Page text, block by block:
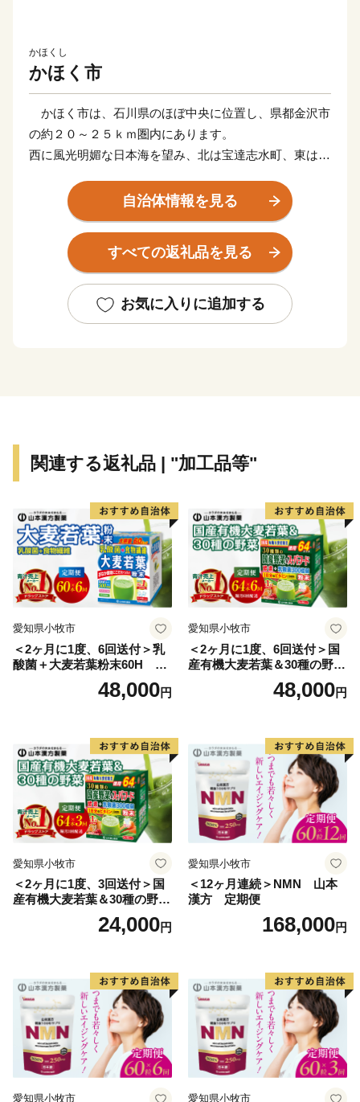
かほくし
かほく市
かほく市は、石川県のほぼ中央に位置し、県都金沢市
の約２０～２５ｋｍ圏内にあります。
西に風光明媚な日本海を望み、北は宝達志水町、東は津
地勢については、東から西に向かい、山地、丘陵地、
段丘地、沖積低地、海岸砂丘地で形成されており、北部
では大海川が日本海に、南部では宇ノ気川が河北潟に注
いでいます。また、これらの地形と一体となった緑豊か
世界的哲学者である西田幾多郎の故郷でもあるかほく
市には、純粋に哲学をテーマとした世界でも類が無い博
塚や、大海西山弥生の里遺跡公園をはじめ、漁具類に込
か、のと里山海道にある道の駅高松では、日本海が一望
できる「夕陽カフェ」を設置し、かほく市のグルメを堪
能しながら夕陽を眺めるスポットとして多くの観光客に
利用されています。
自治体情報を見る
すべての返礼品を見る
お気に入りに追加する
関連する返礼品 | "加工品等"
愛知県小牧市
＜2ヶ月に1度、6回送付＞乳
酸菌＋大麦若葉粉末60H 山
48,000円
愛知県小牧市
＜2ヶ月に1度、6回送付＞国
産有機大麦若葉＆30種の野
菜 山本漢方 定期便
48,000円
愛知県小牧市
＜2ヶ月に1度、3回送付＞国
産有機大麦若葉＆30種の野
菜 山本漢方 定期便
24,000円
愛知県小牧市
＜12ヶ月連続＞NMN 山本
漢方 定期便
168,000円
愛知県小牧市 愛知県小牧市